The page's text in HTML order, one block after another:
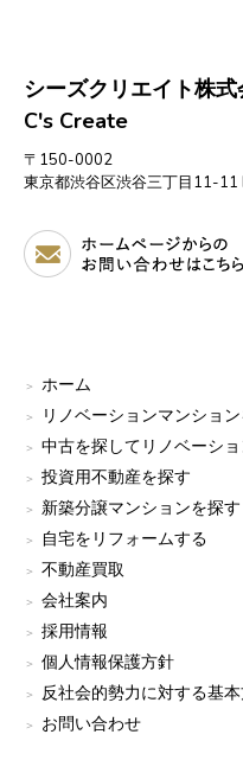
シーズクリエイト株式
C's Create
〒150-0002
東京都渋谷区渋谷三丁目11-
ホーム
リノベーションマンショ
中古を探してリノベーシ
投資用不動産を探す
新築分譲マンションを探す
自宅をリフォームする
不動産買取
会社案内
採用情報
個人情報保護方針
反社会的勢力に対する基
お問い合わせ